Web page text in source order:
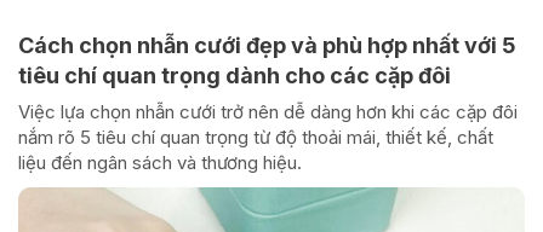
Cách chọn nhẫn cưới đẹp và phù hợp nhất với 5
tiêu chí quan trọng dành cho các cặp đôi
Việc lựa chọn nhẫn cưới trở nên dễ dàng hơn khi các cặp đôi
nắm rõ 5 tiêu chí quan trọng từ độ thoải mái, thiết kế, chất
liệu đến ngân sách và thương hiệu.